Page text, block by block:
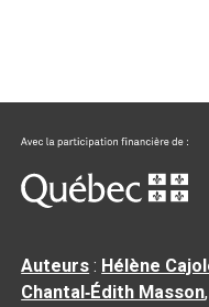
Auteurs : Hélène
Chantal‑Édith Masson